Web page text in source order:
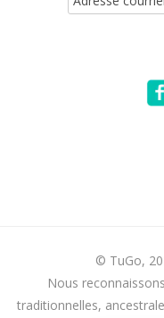
© TuGo,
Nous
traditionnelles,